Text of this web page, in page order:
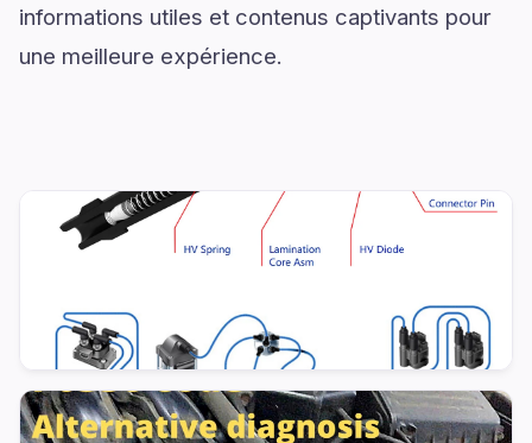
informations utiles et contenus captivants pour
une meilleure expérience.